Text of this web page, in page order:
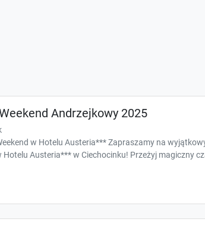
Andrzejkowy 2025
w Hotelu Austeria*** Zapraszamy na
Hotelu Austeria*** w Ciechocinku! Przeżyj magiczny